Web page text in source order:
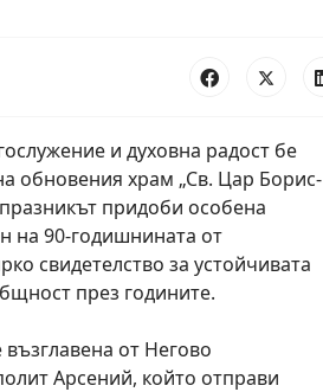
и духовна радост бе
обновения храм „Св. Цар Борис-
придоби особена
на 90-годишнината от
свидетелство за устойчивата
през годините.
от Негово
Арсений, който отправи